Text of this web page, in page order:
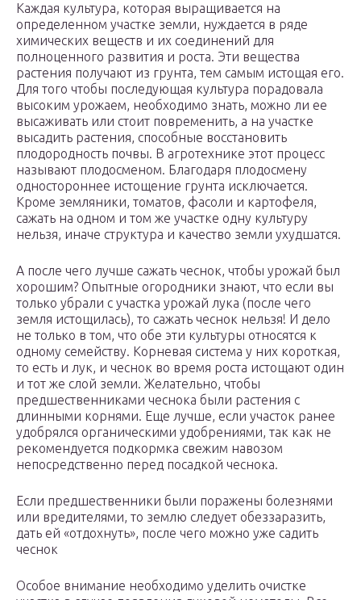
Каждая культура, которая выращивается на
определенном участке земли, нуждается в ряде
химических веществ и их соединений для
полноценного развития и роста. Эти вещества
растения получают из грунта, тем самым истощая его.
Для того чтобы последующая культура порадовала
высоким урожаем, необходимо знать, можно ли ее
высаживать или стоит повременить, а на участке
высадить растения, способные восстановить
плодородность почвы. В агротехнике этот процесс
называют плодосменом. Благодаря плодосмену
одностороннее истощение грунта исключается.
Кроме земляники, томатов, фасоли и картофеля,
сажать на одном и том же участке одну культуру
нельзя, иначе структура и качество земли ухудшатся.
А после чего лучше сажать чеснок, чтобы урожай был
хорошим? Опытные огородники знают, что если вы
только убрали с участка урожай лука (после чего
земля истощилась), то сажать чеснок нельзя! И дело
не только в том, что обе эти культуры относятся к
одному семейству. Корневая система у них короткая,
то есть и лук, и чеснок во время роста истощают один
и тот же слой земли. Желательно, чтобы
предшественниками чеснока были растения с
длинными корнями. Еще лучше, если участок ранее
удобрялся органическими удобрениями, так как не
рекомендуется подкормка свежим навозом
непосредственно перед посадкой чеснока.
Если предшественники были поражены болезнями
или вредителями, то землю следует обеззаразить,
дать ей «отдохнуть», после чего можно уже садить
чеснок
Особое внимание необходимо уделить очистке